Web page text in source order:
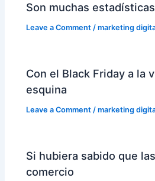
Son muchas
Leave a Comment /marketing
Con el Black Friday a la
esquina
Leave a Comment /marketing
Si hubiera sabido que
comercio